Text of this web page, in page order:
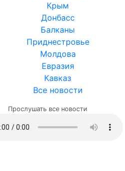
Крым
Донбасс
Балканы
Приднестровье
Молдова
Евразия
Кавказ
Все новости
Прослушать все новости